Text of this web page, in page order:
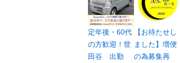
定年後・60代
の方歓迎！世
田谷 出勤
【お待たせし
ました】増便
の為募集再